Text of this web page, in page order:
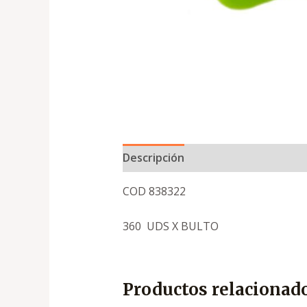
Descripción
COD 838322
360 UDS X BULTO
Productos